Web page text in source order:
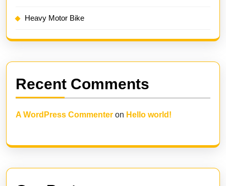
Heavy Motor Bike
Recent Comments
A WordPress Commenter on Hello world!